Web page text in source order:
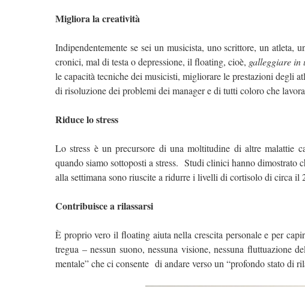
Migliora la creatività
Indipendentemente se sei un musicista, uno scrittore, un atleta,
cronici, mal di testa o depressione, il floating, cioè, galleggiare in
le capacità tecniche dei musicisti, migliorare le prestazioni degli
di risoluzione dei problemi dei manager e di tutti coloro che
Riduce lo stress
Lo stress è un precursore di una moltitudine di altre malattie
quando siamo sottoposti a stress. Studi clinici hanno dimostrato
alla settimana sono riuscite a ridurre i livelli di cortisolo di circa il
Contribuisce a rilassarsi
È proprio vero il floating aiuta nella crescita personale e per
tregua – nessun suono, nessuna visione, nessuna fluttuazione
mentale” che ci consente di andare verso un “profondo stato di